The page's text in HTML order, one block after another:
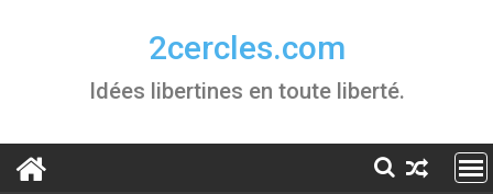
2cercles.com
Idées libertines en toute liberté.